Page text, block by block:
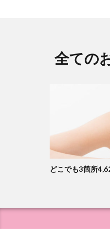
全ての
どこでも3箇所